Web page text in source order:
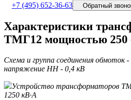
+7 (495) 652-36-63
Обратный
Характеристики
ТМГ12 мощностью 250
Схема и группа соединения обмоток
напряжение НН - 0,4 кВ
Устройство трансформаторов
1250 кВ·А